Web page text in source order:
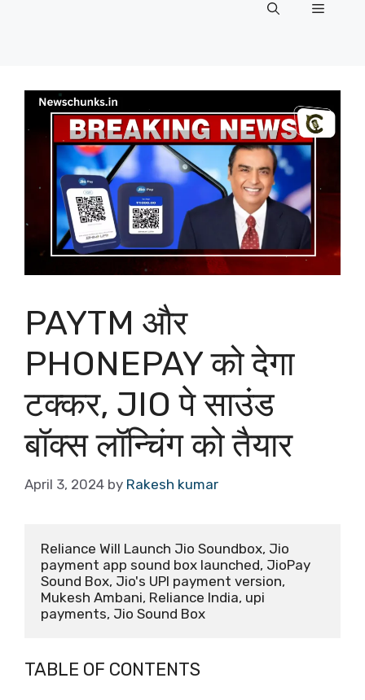
Menu
PAYTM और
PHONEPAY को देगा
टक्कर, JIO पे साउंड
बॉक्स लॉन्चिंग को तैयार
April 3, 2024 by Rakesh kumar
Reliance Will Launch Jio Soundbox, Jio
payment app sound box launched, JioPay
Sound Box, Jio's UPI payment version,
Mukesh Ambani, Reliance India, upi
payments, Jio Sound Box
TABLE OF CONTENTS